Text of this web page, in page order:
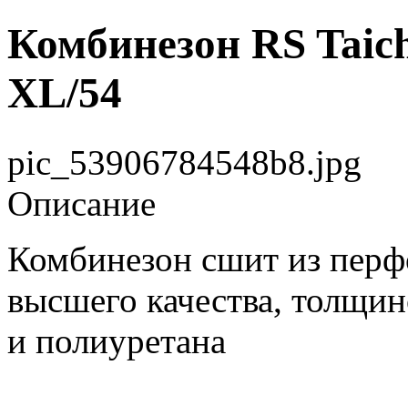
Комбинезон RS
XL/54
pic_53906784548b8.jpg
Описание
Комбинезон сшит из
высшего качества,
и полиуретана